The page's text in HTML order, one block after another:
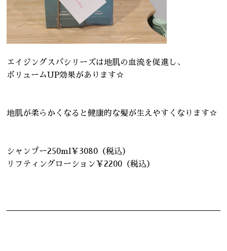
エイジングスパシリーズは地肌の血流を促進し、
ボリュームUP効果があります☆
地肌が柔らかくなると健康的な髪が生えやすくなります☆
シャンプー250ml￥3080（税込）
リフティングローション￥2200（税込）